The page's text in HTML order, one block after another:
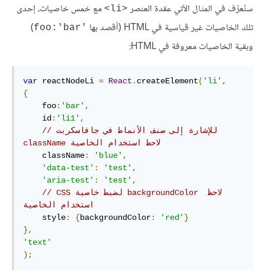
سنُعرِّف في المثال الآتي عقدة العنصر <li>
مع خمس خاصيات، إحدى
تلك الخاصيات غير قياسية في HTML (أقصد بها
foo:'bar'
‎)
وبقية الخاصيات معروفة في HTML:
var reactNodeLi = React . createElement( 'li' ,
{
    foo
: 'bar' ,
    id
: 'li1' ,
// للإشارة إلى صنف الأنماط في جافاسكربت
    className
: 'blue' ,
'data-test' : 'test' ,
'aria-test' : 'test' ,
// CSS لضبط خاصية backgroundColor لاحظ
استخدام الخاصية
    style
: {backgroundColor: 'red' }
},
'text'
);